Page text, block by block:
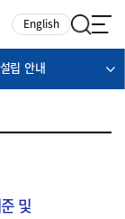
English
설립 안내
및